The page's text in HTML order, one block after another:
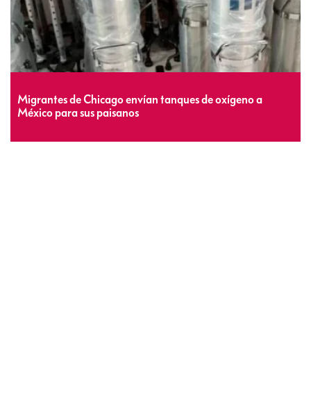
Migrantes de Chicago envían tanques de oxígeno a
México para sus paisanos